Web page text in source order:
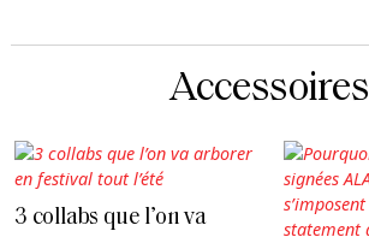
Accessoires
3 collabs que l’on va